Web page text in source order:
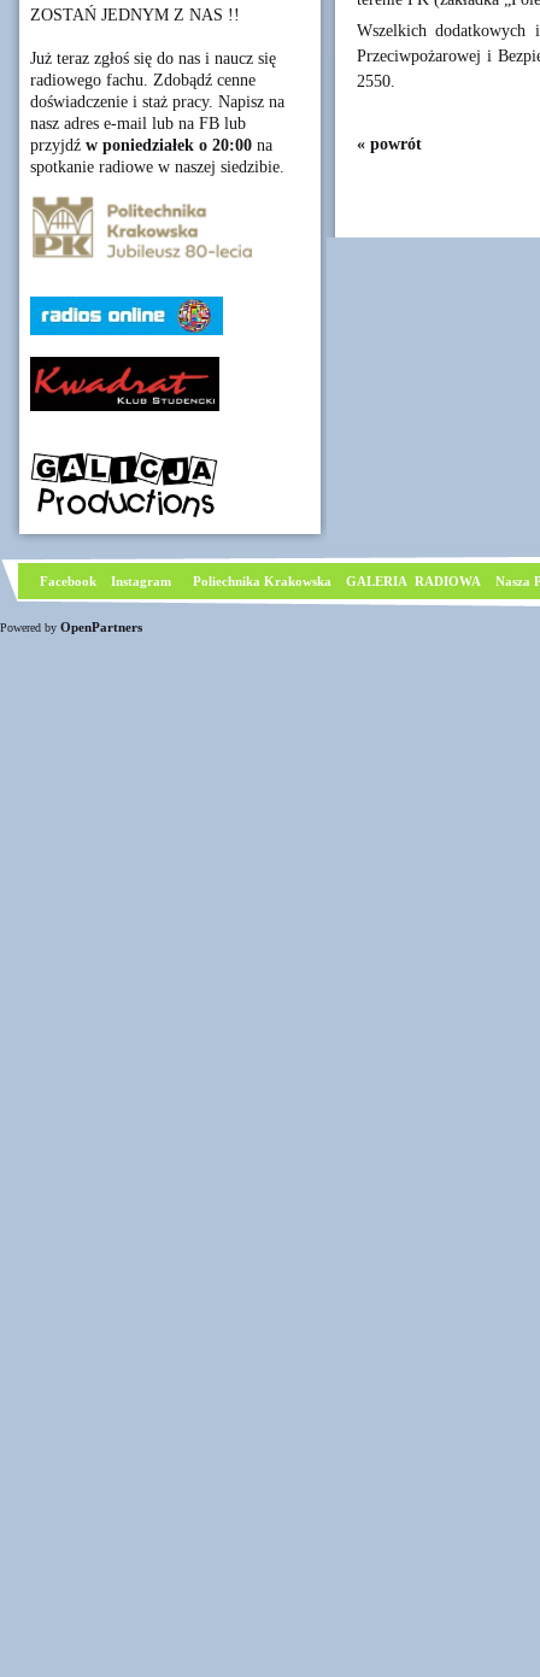
ZOSTAŃ JEDNYM Z NAS !!
Już teraz zgłoś się do nas i naucz się
radiowego fachu. Zdobądź cenne
doświadczenie i staż pracy. Napisz na
nasz adres e-mail lub na FB lub
przyjdź w poniedziałek o 20:00 na
spotkanie radiowe w naszej siedzibie.
Wszelkich dodatkowych
Przeciwpożarowej i
2550.
« powrót
Facebook Instagram Poliechnika Krakowska GALERIA RADIOWA Nasza
Powered by OpenPartners